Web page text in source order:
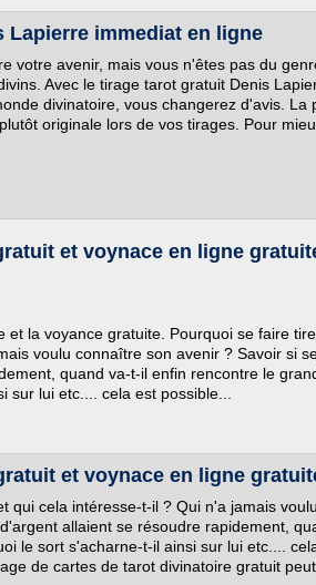
Lapierre immediat en ligne
votre avenir, mais vous n'êtes pas du
Avec le tirage tarot gratuit Denis
divinatoire, vous changerez d'avis. La
originale lors de vos tirages. Pour
et voynace en ligne
et la voyance gratuite. Pourquoi se faire
voulu connaître son avenir ? Savoir si
quand va-t-il enfin rencontre le
lui etc.... cela est possible...
et voynace en ligne
qui cela intéresse-t-il ? Qui n'a jamais
allaient se résoudre rapidement,
le sort s'acharne-t-il ainsi sur lui etc....
de cartes de tarot divinatoire gratuit